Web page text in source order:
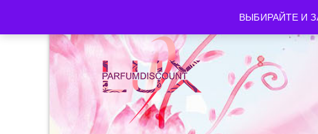
ВЫБИРАЙТЕ И
+7 903 544 11 18 г. Москва